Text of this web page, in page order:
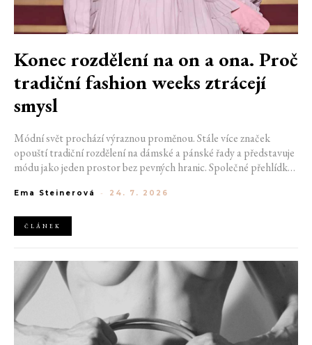
Konec rozdělení na on a ona. Proč
tradiční fashion weeks ztrácejí
smysl
Módní svět prochází výraznou proměnou. Stále více značek
opouští tradiční rozdělení na dámské a pánské řady a představuje
módu jako jeden prostor bez pevných hranic. Společné přehlídky,
klasické týdny módy mohou brzy vypadat úplně jinak.
Ema Steinerová - 24. 7. 2026
ČLÁNEK